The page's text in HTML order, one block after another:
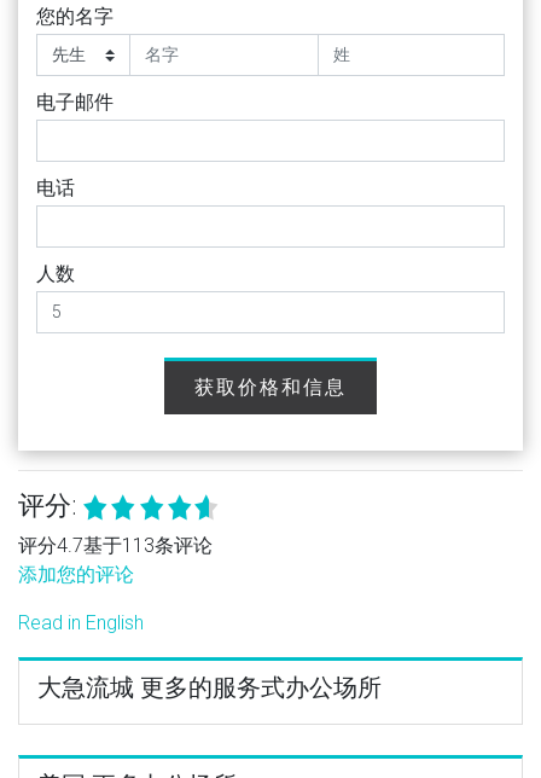
您的名字
电子邮件
电话
人数
获取价格和信息
评分:
评分4.7基于113条评论
添加您的评论
Read in English
大急流城 更多的服务式办公场所